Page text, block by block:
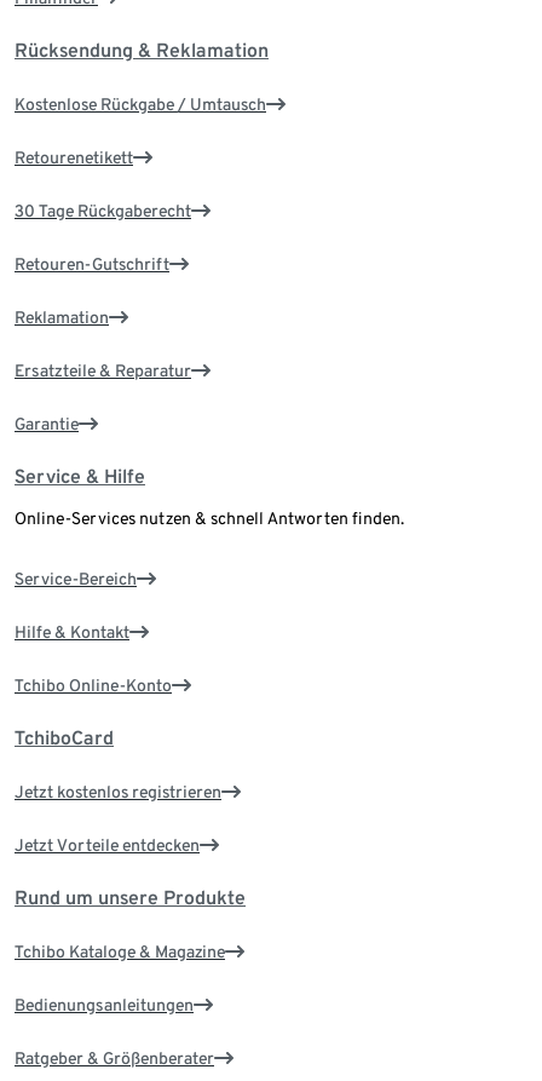
Rücksendung & Reklamation
Kostenlose Rückgabe / Umtausch
Retourenetikett
30 Tage Rückgaberecht
Retouren-Gutschrift
Reklamation
Ersatzteile & Reparatur
Garantie
Service & Hilfe
Online-Services nutzen & schnell Antworten finden.
Service-Bereich
Hilfe & Kontakt
Tchibo Online-Konto
TchiboCard
Jetzt kostenlos registrieren
Jetzt Vorteile entdecken
Rund um unsere Produkte
Tchibo Kataloge & Magazine
Bedienungsanleitungen
Ratgeber & Größenberater